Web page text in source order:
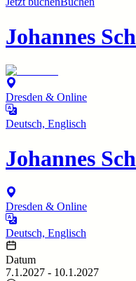
Johannes
Dresden & Online
Deutsch, Englisch
Johannes
Dresden & Online
Deutsch, Englisch
Datum
7.1.2027 - 10.1.2027